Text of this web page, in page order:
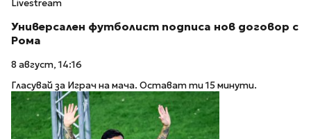
Livestream
Универсален футболист подписа нов договор с
Рома
8 август, 14:16
Гласувай за Играч на мача. Остават ти 15 минути.